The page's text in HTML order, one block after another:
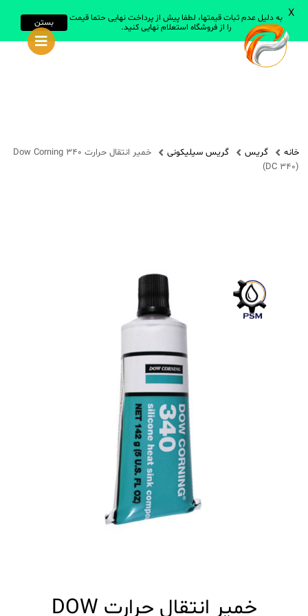
روغن های صنعتی
گریس های سیلیکون
همه گریس ها
انواع چسب
چسب های صنعتی
چسب های ساختمانی
چسب های خودرویی
همه چسب ها
انواع اسپری
اسپری های صنعتی
اسپری های عمومی
اسپری های خودرویی
همه اسپری ها
معرفی شرکت
خانه گریس گریس سیلیکونی
خمیر انتقال حرارت Dow Corning 340
(DC 340)
خمیر انتقال حرارت DOW
به دلیل عدم ثبات قیمتها، لطفا پیش از پرداخت نهایی حتما قیمت
را از فروشگاه استعلام نهایی کنید.
بستن
X